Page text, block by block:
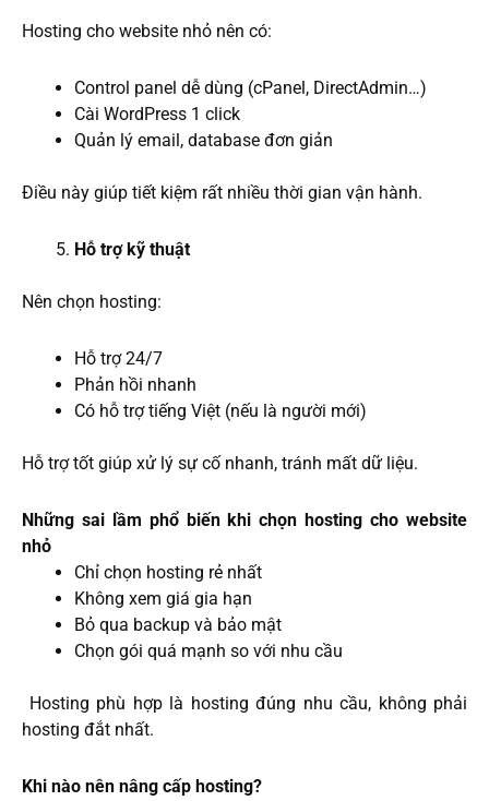
Hosting cho website nhỏ nên có:
Control panel dễ dùng (cPanel, DirectAdmin…)
Cài WordPress 1 click
Quản lý email, database đơn giản
Điều này giúp tiết kiệm rất nhiều thời gian vận hành.
Hỗ trợ kỹ thuật
Nên chọn hosting:
Hỗ trợ 24/7
Phản hồi nhanh
Có hỗ trợ tiếng Việt (nếu là người mới)
Hỗ trợ tốt giúp xử lý sự cố nhanh, tránh mất dữ liệu.
Những sai lầm phổ biến khi chọn hosting cho website
nhỏ
Chỉ chọn hosting rẻ nhất
Không xem giá gia hạn
Bỏ qua backup và bảo mật
Chọn gói quá mạnh so với nhu cầu
Hosting phù hợp là hosting đúng nhu cầu, không phải
hosting đắt nhất.
Khi nào nên nâng cấp hosting?